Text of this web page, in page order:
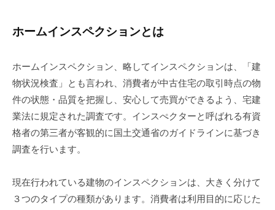
ホームインスペクションとは
ホームインスペクション、略してインスペクションは、「建
物状況検査」とも言われ、消費者が中古住宅の取引時点の物
件の状態・品質を把握し、安心して売買ができるよう、宅建
業法に規定された調査です。インスぺクターと呼ばれる有資
格者の第三者が客観的に国土交通省のガイドラインに基づき
調査を行います。
現在行われている建物のインスペクションは、大きく分けて
３つのタイプの種類があります。消費者は利用目的に応じた